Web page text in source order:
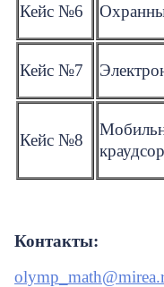
Кейс №6
Кейс №7
Кейс №8
Контакты: